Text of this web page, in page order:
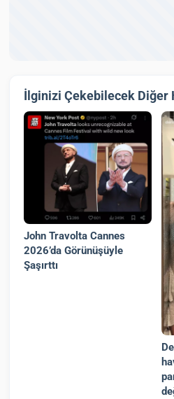
İlginizi Çekebilecek Diğer
John Travolta Cannes
2026’da Görünüşüyle
Şaşırttı